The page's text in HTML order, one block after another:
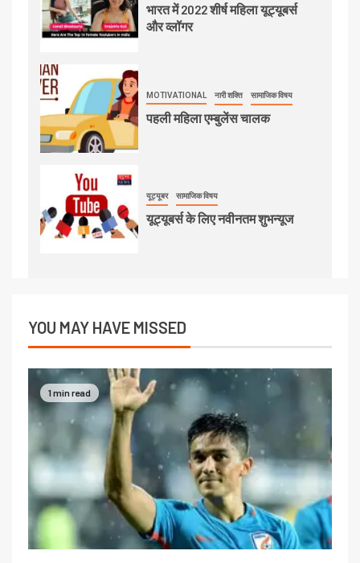
भारत में 2022 शीर्ष महिला यूट्यूबर्स
और व्लॉगर
MOTIVATIONAL नारी शक्ति सामाजिक विषय
पहली महिला एम्बुलेंस चालक
यूट्यूबर सामाजिक विषय
यूट्यूबर्स के लिए नवीनतम शुभन्यूज
YOU MAY HAVE MISSED
1 min read